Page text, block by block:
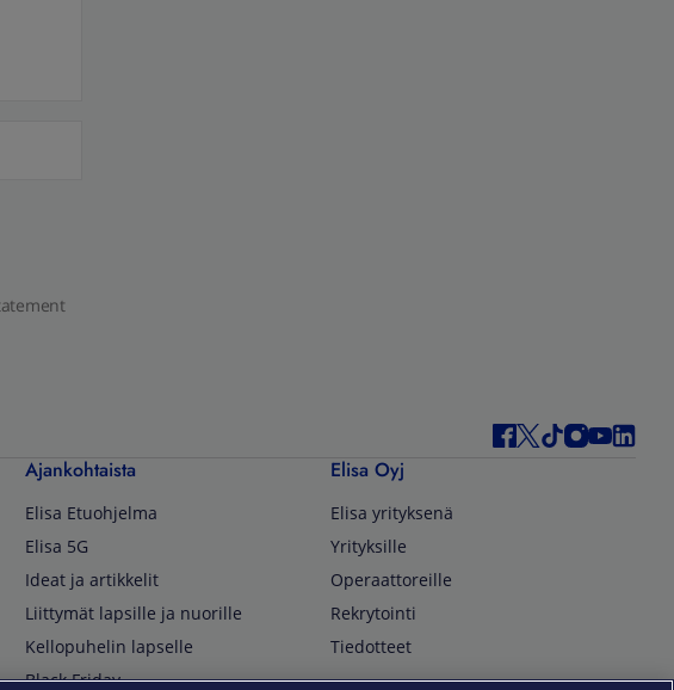
Ajankohtaista
Elisa Etuohjelma
Elisa 5G
Ideat ja artikkelit
Liittymät lapsille ja nuorille
Kellopuhelin lapselle
Black Friday
Elisa Oyj
Elisa yrityksenä
Yrityksille
Operaattoreille
Rekrytointi
Tiedotteet